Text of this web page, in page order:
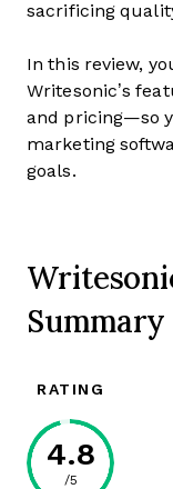
sacrificing
In this review,
Writesonic’s
and pricing—so
marketing
goals.
Summary
RATING
4.8
/5